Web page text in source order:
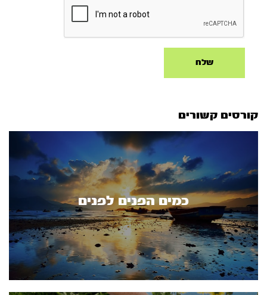
קורסים קשורים
כמים הפנים לפנים